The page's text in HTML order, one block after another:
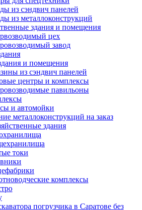
из сэндвич панелей
из металлоконструкций
здания и помещения
цех
завод
и помещения
из сэндвич панелей
центры и комплексы
павильоны
и автомойки
металлоконструкций на заказ
здания
токи
комплексы
погpузчика в Cаратoвe без